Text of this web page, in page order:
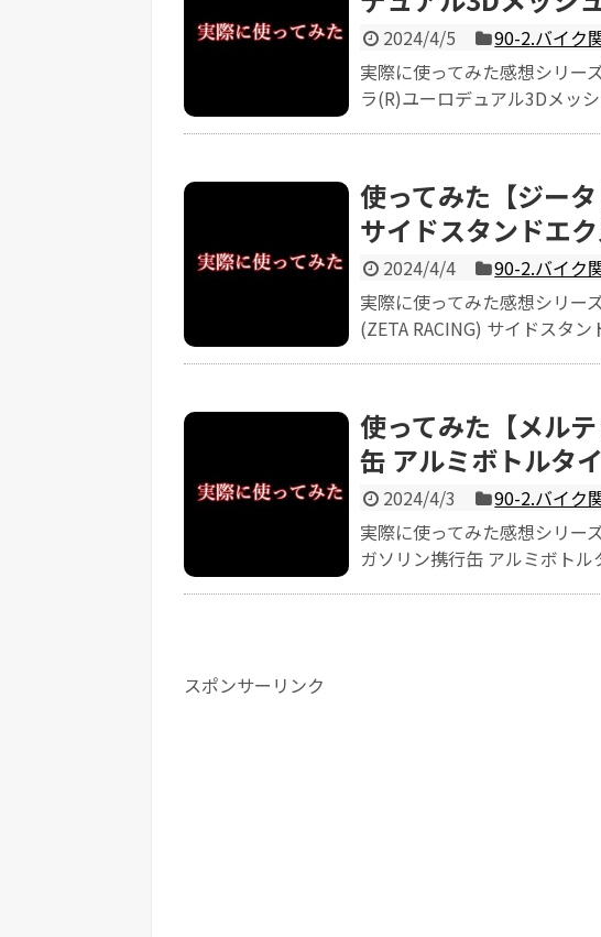
2024/4/5 90-2.バイク
実際に使ってみた感想シリ
ラ(R)ユーロデュアル3Dメッ
使ってみた【ジー
サイドスタンドエク
2024/4/4
90-2.バイク
実際に使ってみた感想シリー
(ZETA RACING) サイドスタン
使ってみた【メル
缶 アルミボトルタイ
2024/4/3 90-2.バイク
実際に使ってみた感想シリー
ガソリン携行缶 アルミボトル
スポンサーリンク